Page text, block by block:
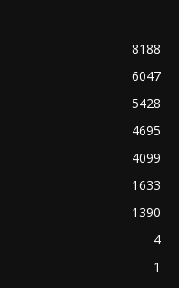
8188
6047
5428
4695
4099
1633
1390
4
1